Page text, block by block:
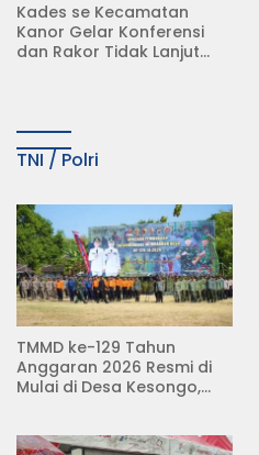
Kades se Kecamatan
Kanor Gelar Konferensi
dan Rakor Tidak Lanjut
TNI / Polri
TMMD ke-129 Tahun
Anggaran 2026 Resmi di
Mulai di Desa Kesongo,